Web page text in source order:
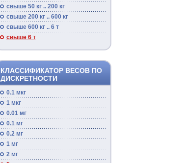
свыше 50 кг .. 200 кг
свыше 200 кг .. 600 кг
свыше 600 кг .. 6 т
свыше 6 т
КЛАССИФИКАТОР ВЕСОВ ПО
ДИСКРЕТНОСТИ
0.1 мкг
1 мкг
0.01 мг
0.1 мг
0.2 мг
1 мг
2 мг